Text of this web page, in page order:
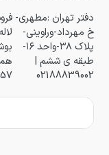
دفتر تهران :مطهری-
خ مهرداد-وراوینی-
پلاک ۳۸-واحد ۱۶-
طبقه ی ششم |
02188839002